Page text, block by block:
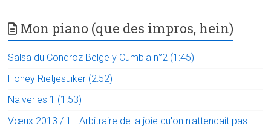
Mon piano (que des impros, hein)
Salsa du Condroz Belge y Cumbia n°2 (1:45)
Honey Rietjesuiker (2:52)
Naïveries 1 (1:53)
Vœux 2013 / 1 - Arbitraire de la joie qu'on n'attendait pas